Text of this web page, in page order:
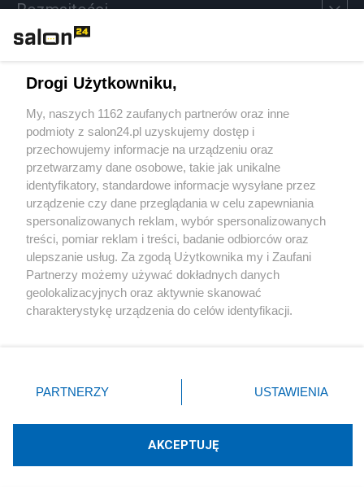
Rozmaitości
Sport
Społeczeństwo
Kultura
X Facebook Instagram Youtube
Technologię dostarcza:W3media.pl
Drogi Użytkowniku,
My, naszych 1162 zaufanych partnerów oraz inne
podmioty z salon24.pl uzyskujemy dostęp i
przechowujemy informacje na urządzeniu oraz
przetwarzamy dane osobowe, takie jak unikalne
identyfikatory, standardowe informacje wysyłane przez
urządzenie czy dane przeglądania w celu zapewniania
spersonalizowanych reklam, wybór spersonalizowanych
treści, pomiar reklam i treści, badanie odbiorców oraz
ulepszanie usług. Za zgodą Użytkownika my i Zaufani
Partnerzy możemy używać dokładnych danych
geolokalizacyjnych oraz aktywnie skanować
charakterystykę urządzenia do celów identyfikacji.
zmienić/wycofać klikając przycisk ustawień prywatności
znajdujący się w lewym dolnym rogu strony
rodzaje przetwarzania danych nie wymagają zgody
użytkownika, ale masz prawo sprzeciwić się takiemu
PARTNERZY USTAWIENIA
AKCEPTUJĘ